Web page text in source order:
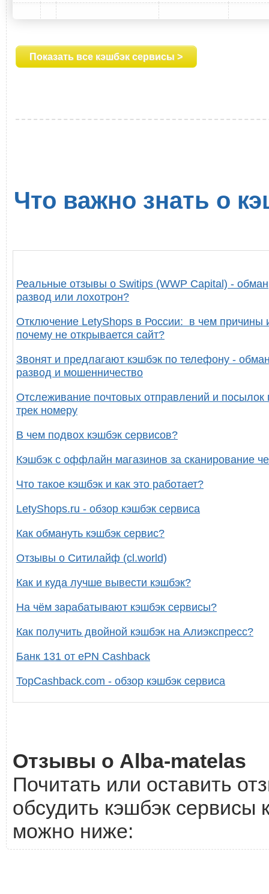
Показать все кэшбэк сервисы >
Что важно знать о
Реальные отзывы о Switips (WWP Capital) -
развод или лохотрон?
Отключение LetyShops в России: в чем причины
почему не открывается сайт?
Звонят и предлагают кэшбэк по телефону -
развод и мошенничество
Отслеживание почтовых отправлений и посылок
трек номеру
В чем подвох кэшбэк сервисов?
Кэшбэк с оффлайн магазинов за сканирование
Что такое кэшбэк и как это работает?
LetyShops.ru - обзор кэшбэк сервиса
Как обмануть кэшбэк сервис?
Отзывы о Ситилайф (cl.world)
Как и куда лучше вывести кэшбэк?
На чём зарабатывают кэшбэк сервисы?
Как получить двойной кэшбэк на Алиэкспресс?
Банк 131 от ePN Cashback
TopCashback.com - обзор кэшбэк сервиса
Отзывы о Alba-matelas
Почитать или оставить
обсудить кэшбэк сервисы
можно ниже: